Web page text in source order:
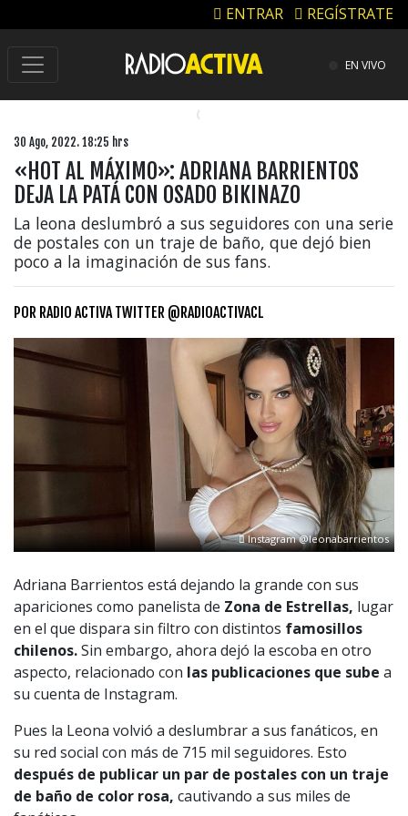
ENTRAR REGÍSTRATE
EN VIVO
30 Ago, 2022. 18:25 hrs
«HOT AL MÁXIMO»: ADRIANA BARRIENTOS
DEJA LA PATÁ CON OSADO BIKINAZO
La leona deslumbró a sus seguidores con una serie
de postales con un traje de baño, que dejó bien
poco a la imaginación de sus fans.
POR RADIO ACTIVA TWITTER @RADIOACTIVACL
Instagram @leonabarrientos
Adriana Barrientos está dejando la grande con sus
apariciones como panelista de Zona de Estrellas, lugar
en el que dispara sin filtro con distintos famosillos
chilenos.Sin embargo, ahora dejó la escoba en otro
aspecto, relacionado con las publicaciones que sube a
su cuenta de Instagram.
Pues la Leona volvió a deslumbrar a sus fanáticos, en
su red social con más de 715 mil seguidores. Esto
después de publicar un par de postales con un traje
de baño de color rosa, cautivando a sus miles de